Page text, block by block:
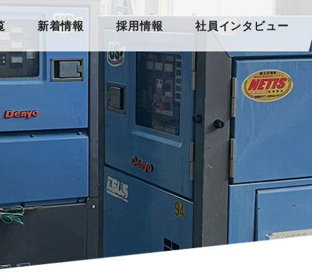
新着情報 採用情報 社員インタビュー